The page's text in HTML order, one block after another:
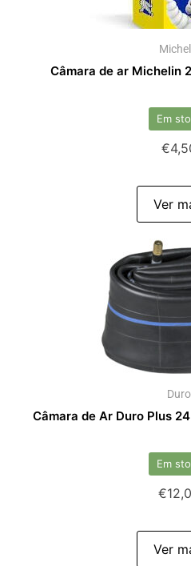
Câmara de ar Michelin
Em
€
Ver
Duro
Câmara de Ar Duro Plus
Em
€
Ver